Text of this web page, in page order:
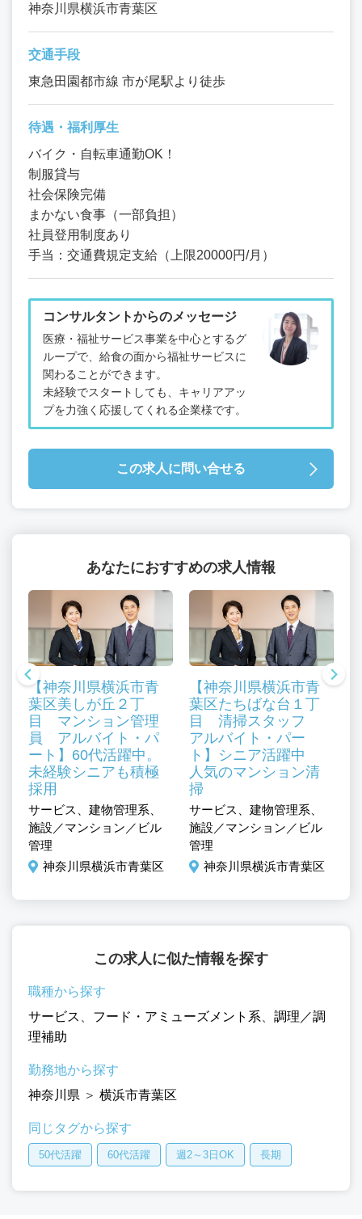
神奈川県横浜市青葉区
交通手段
東急田園都市線 市が尾駅より徒歩
待遇・福利厚生
バイク・自転車通勤OK！
制服貸与
社会保険完備
まかない食事（一部負担）
社員登用制度あり
手当：交通費規定支給（上限20000円/月）
コンサルタントからのメッセージ
医療・福祉サービス事業を中心とするグ
ループで、給食の面から福祉サービスに
関わることができます。
未経験でスタートしても、キャリアアッ
プを力強く応援してくれる企業様です。
この求人に問い合せる
あなたにおすすめの求人情報
【神奈川県横浜市青
葉区美しが丘２丁
目 マンション管理
員 アルバイト・パ
ート】60代活躍中。
未経験シニアも積極
採用
サービス、建物管理系、
施設／マンション／ビル
管理
神奈川県横浜市青葉区
【神奈川県横浜市青
葉区たちばな台１丁
目 清掃スタッフ
アルバイト・パー
ト】シニア活躍中
人気のマンション清
掃
サービス、建物管理系、
施設／マンション／ビル
管理
神奈川県横浜市青葉区
この求人に似た情報を探す
職種から探す
サービス
フード・アミューズメント系
調理／調
理補助
勤務地から探す
神奈川県 ＞ 横浜市青葉区
同じタグから探す
50代活躍 60代活躍 週2～3日OK 長期